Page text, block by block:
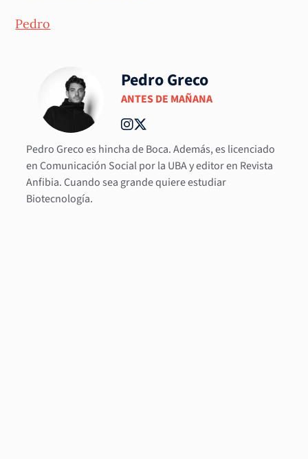
Pedro
Pedro Greco
ANTES DE MAÑANA
Pedro Greco es hincha de Boca. Además, es licenciado
en Comunicación Social por la UBA y editor en Revista
Anfibia. Cuando sea grande quiere estudiar
Biotecnología.